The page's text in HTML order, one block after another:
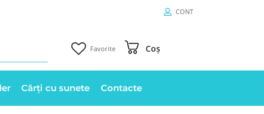
CONT
Favorite Coș
Cărți cu sunete Contacte